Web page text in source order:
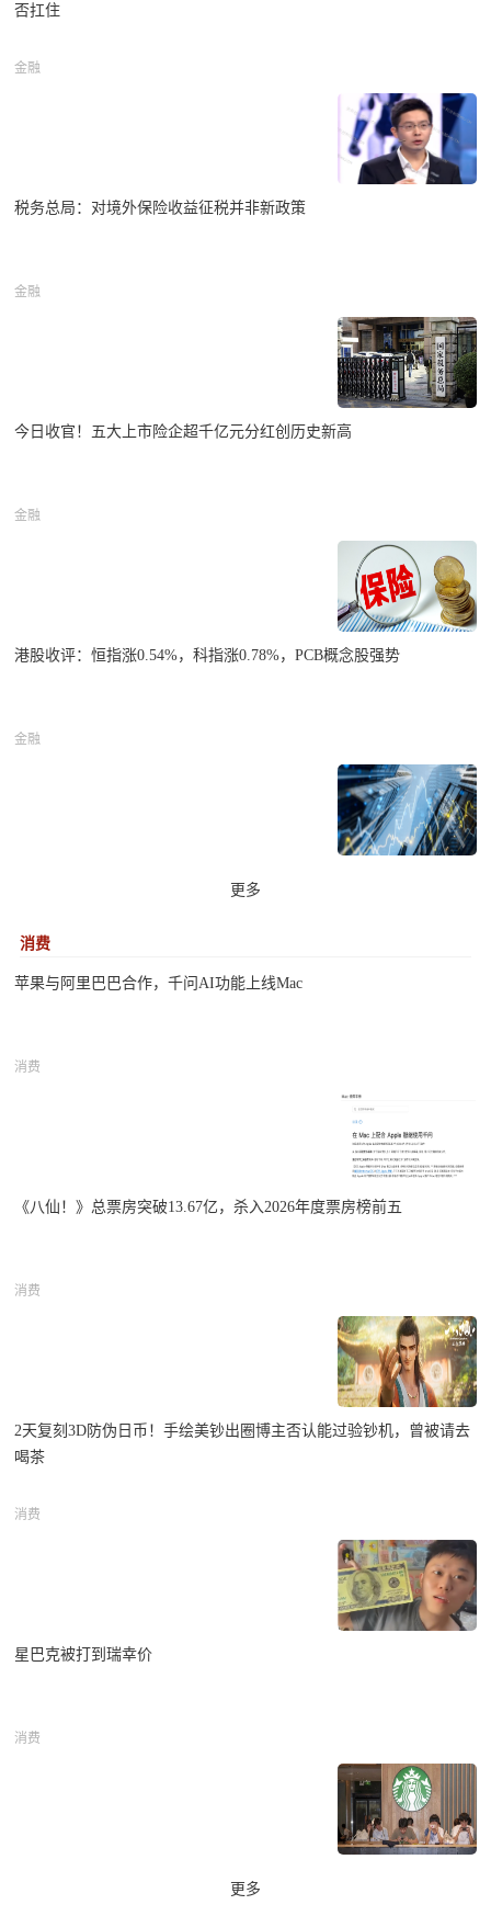
否扛住
金融
税务总局：对境外保险收益征税并非新政策
金融
今日收官！五大上市险企超千亿元分红创历史新高
金融
港股收评：恒指涨0.54%，科指涨0.78%，PCB概念股强势
金融
更多
消费
苹果与阿里巴巴合作，千问AI功能上线Mac
消费
《八仙！》总票房突破13.67亿，杀入2026年度票房榜前五
消费
2天复刻3D防伪日币！手绘美钞出圈博主否认能过验钞机，曾被请去
喝茶
消费
星巴克被打到瑞幸价
消费
更多